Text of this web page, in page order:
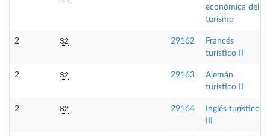
económica del
turismo
2 S2 29162
Francés
turístico II
2 S2 29163
Alemán
turístico II
2 S2 29164
Inglés turístico